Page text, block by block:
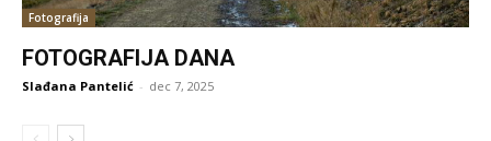
Fotografija
FOTOGRAFIJA DANA
Slađana Pantelić - dec 7, 2025